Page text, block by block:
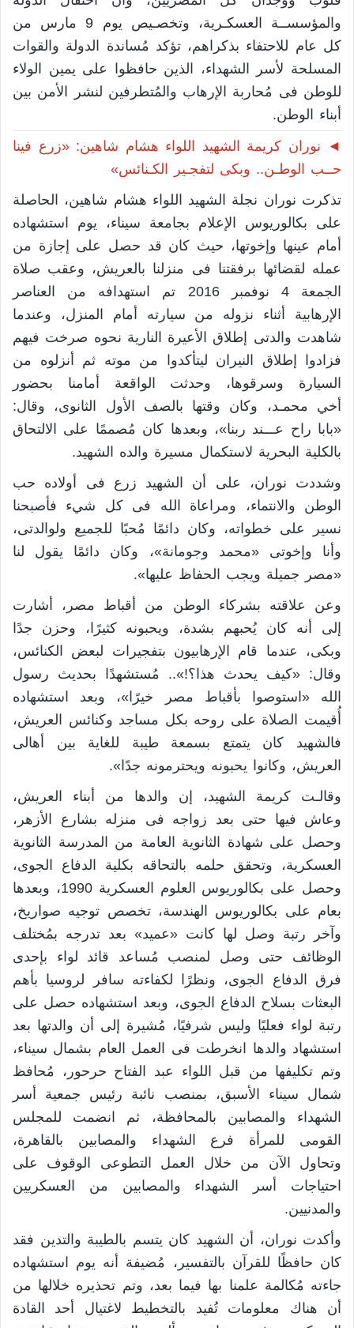
والمؤسســة العسكـرية، وتخصـيص يوم 9 مارس من
كل عام للاحتفاء بذكراهم، تؤكد مُساندة الدولة والقوات
المسلحة لأسر الشهداء، الذين حافظوا على يمين الولاء
للوطن فى مُحاربة الإرهاب والمُتطرفين لنشر الأمن بين
أبناء الوطن.
◄ نوران كريمة الشهيد اللواء هشام شاهين: «زرع فينا
حــب الوطـن.. وبكى لتفجـير الكـنائس»
تذكرت نوران نجلة الشهيد اللواء هشام شاهين، الحاصلة
على بكالوريوس الإعلام بجامعة سيناء، يوم استشهاده
أمام عينها وإخوتها، حيث كان قد حصل على إجازة من
عمله لقضائها برفقتنا فى منزلنا بالعريش، وعقب صلاة
الجمعة 4 نوفمبر 2016 تم استهدافه من العناصر
الإرهابية أثناء نزوله من سيارته أمام المنزل، وعندما
شاهدت والدتى إطلاق الأعيرة النارية نحوه صرخت فيهم
فزادوا إطلاق النيران ليتأكدوا من موته ثم أنزلوه من
السيارة وسرقوها، وحدثت الواقعة أمامنا بحضور
أخي محمـد، وكان وقتها بالصف الأول الثانوى، وقال:
«بابا راح عـــند ربنا»، وبعدها كان مُصممًا على الالتحاق
بالكلية البحرية لاستكمال مسيرة والده الشهيد.
وشددت نوران، على أن الشهيد زرع فى أولاده حب
الوطن والانتماء، ومراعاة الله فى كل شيء فأصبحنا
نسير على خطواته، وكان دائمًا مُحبًا للجميع ولوالدتى،
وأنا وإخوتى «محمد وجومانة»، وكان دائمًا يقول لنا
«مصر جميلة ويجب الحفاظ عليها».
وعن علاقته بشركاء الوطن من أقباط مصر، أشارت
إلى أنه كان يُحبهم بشدة، ويحبونه كثيرًا، وحزن جدًا
وبكى، عندما قام الإرهابيون بتفجيرات لبعض الكنائس،
وقال: «كيف يحدث هذا؟!».. مُستشهدًا بحديث رسول
الله «استوصوا بأقباط مصر خيرًا»، وبعد استشهاده
أُقيمت الصلاة على روحه بكل مساجد وكنائس العريش،
فالشهيد كان يتمتع بسمعة طيبة للغاية بين أهالى
العريش، وكانوا يحبونه ويحترمونه جدًا».
وقالـت كريمة الشهيد، إن والدها من أبناء العريش،
وعاش فيها حتى بعد زواجه فى منزله بشارع الأزهر،
وحصل على شهادة الثانوية العامة من المدرسة الثانوية
العسكرية، وتحقق حلمه بالتحاقه بكلية الدفاع الجوى،
وحصل على بكالوريوس العلوم العسكرية 1990، وبعدها
بعام على بكالوريوس الهندسة، تخصص توجيه صواريخ،
وآخر رتبة وصل لها كانت «عميد» بعد تدرجه بمُختلف
الوظائف حتى وصل لمنصب مُساعد قائد لواء بإحدى
فرق الدفاع الجوى، ونظرًا لكفاءته سافر لروسيا بأهم
البعثات بسلاح الدفاع الجوى، وبعد استشهاده حصل على
رتبة لواء فعليًا وليس شرفيًا، مُشيرة إلى أن والدتها بعد
استشهاد والدها انخرطت فى العمل العام بشمال سيناء،
وتم تكليفها من قبل اللواء عبد الفتاح حرحور، مُحافظ
شمال سيناء الأسبق، بمنصب نائبة رئيس جمعية أسر
الشهداء والمصابين بالمحافظة، ثم انضمت للمجلس
القومى للمرأة فرع الشهداء والمصابين بالقاهرة،
وتحاول الآن من خلال العمل التطوعى الوقوف على
احتياجات أسر الشهداء والمصابين من العسكريين
والمدنيين.
وأكدت نوران، أن الشهيد كان يتسم بالطيبة والتدين فقد
كان حافظًا للقرآن بالتفسير، مُضيفة أنه يوم استشهاده
جاءته مُكالمة علمنا بها فيما بعد، وتم تحذيره خلالها من
أن هناك معلومات تُفيد بالتخطيط لاغتيال أحد القادة